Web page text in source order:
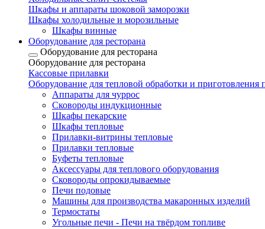
Шкафы и аппараты шоковой заморозки
Шкафы холодильные и морозильные
Шкафы винные
Оборудование для ресторана
Оборудование для ресторана
Оборудование для ресторана
Кассовые прилавки
Оборудование для тепловой обработки и приготовления
Аппараты для чуррос
Сковороды индукционные
Шкафы пекарские
Шкафы тепловые
Прилавки-витрины тепловые
Прилавки тепловые
Буфеты тепловые
Аксессуары для теплового оборудования
Сковороды опрокидываемые
Печи подовые
Машины для производства макаронных изделий
Термостаты
Угольные печи - Печи на твёрдом топливе